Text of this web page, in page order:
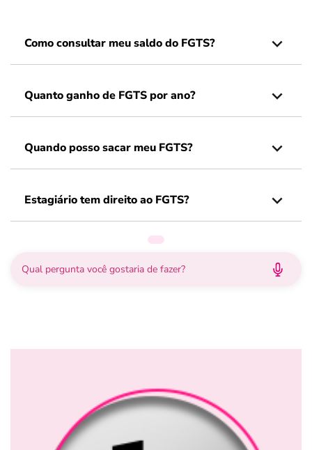
Como consultar meu saldo do FGTS?
Quanto ganho de FGTS por ano?
Quando posso sacar meu FGTS?
Estagiário tem direito ao FGTS?